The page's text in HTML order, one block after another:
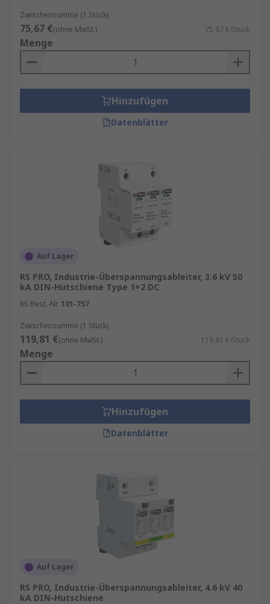
Zwischensumme (1 Stück)
75,67 €(ohne MwSt.) 75,67 €/Stück
Menge
Hinzufügen
Datenblätter
Auf Lager
RS PRO, Industrie-Überspannungsableiter, 3.6 kV 50
kA DIN-Hutschiene Type 1+2 DC
RS Best.-Nr. 101-757
Zwischensumme (1 Stück)
119,81 €(ohne MwSt.) 119,81 €/Stück
Menge
Hinzufügen
Datenblätter
Auf Lager
RS PRO, Industrie-Überspannungsableiter, 4.6 kV 40
kA DIN-Hutschiene